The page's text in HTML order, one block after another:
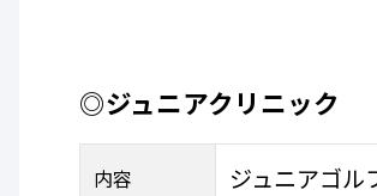
◎ジュニアクリニック
内容 ジュニアゴル